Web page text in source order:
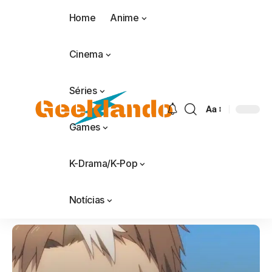
Home Anime
Cinema
Séries
Games
K-Drama/K-Pop
Notícias
Aa